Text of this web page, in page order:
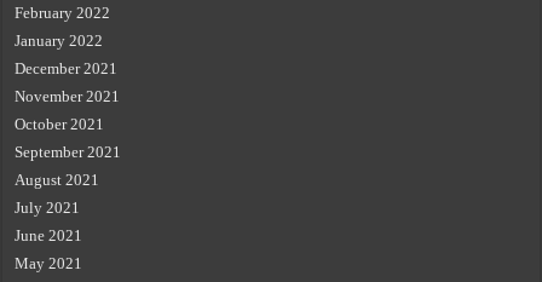
February 2022
January 2022
December 2021
November 2021
October 2021
September 2021
August 2021
July 2021
June 2021
May 2021